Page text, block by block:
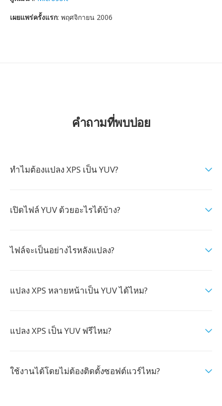
เผยแพร่ครั้งแรก: พฤศจิกายน 2006
คำถามที่พบบ่อย
ทำไมต้องแปลง XPS เป็น YUV?
เปิดไฟล์ YUV ด้วยอะไรได้บ้าง?
ไฟล์จะเป็นอย่างไรหลังแปลง?
แปลง XPS หลายหน้าเป็น YUV ได้ไหม?
แปลง XPS เป็น YUV ฟรีไหม?
ใช้งานได้โดยไม่ต้องติดตั้งซอฟต์แวร์ไหม?